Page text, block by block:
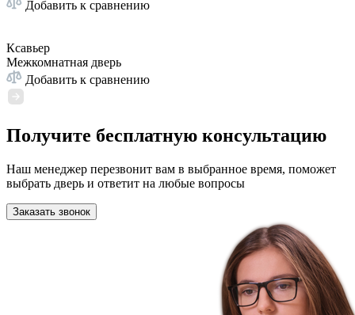
Добавить к сравнению
Ксавьер
Межкомнатная дверь
Добавить к сравнению
Получите бесплатную консультацию
Наш менеджер перезвонит вам в выбранное время, поможет
выбрать дверь и ответит на любые вопросы
Заказать звонок